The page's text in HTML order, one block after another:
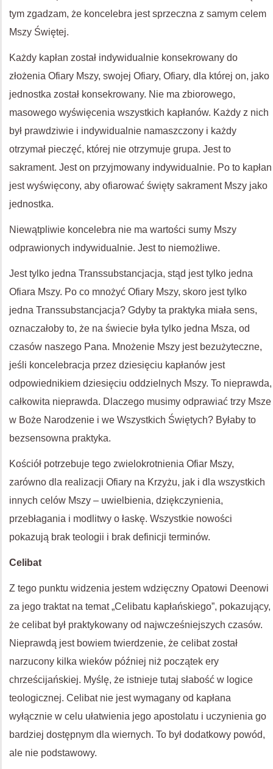
tym zgadzam, że koncelebra jest sprzeczna z samym celem
Mszy Świętej.
Każdy kapłan został indywidualnie konsekrowany do
złożenia Ofiary Mszy, swojej Ofiary, Ofiary, dla której on, jako
jednostka został konsekrowany. Nie ma zbiorowego,
masowego wyświęcenia wszystkich kapłanów. Każdy z nich
był prawdziwie i indywidualnie namaszczony i każdy
otrzymał pieczęć, której nie otrzymuje grupa. Jest to
sakrament. Jest on przyjmowany indywidualnie. Po to kapłan
jest wyświęcony, aby ofiarować święty sakrament Mszy jako
jednostka.
Niewątpliwie koncelebra nie ma wartości sumy Mszy
odprawionych indywidualnie. Jest to niemożliwe.
Jest tylko jedna Transsubstancjacja, stąd jest tylko jedna
Ofiara Mszy. Po co mnożyć Ofiary Mszy, skoro jest tylko
jedna Transsubstancjacja? Gdyby ta praktyka miała sens,
oznaczałoby to, że na świecie była tylko jedna Msza, od
czasów naszego Pana. Mnożenie Mszy jest bezużyteczne,
jeśli koncelebracja przez dziesięciu kapłanów jest
odpowiednikiem dziesięciu oddzielnych Mszy. To nieprawda,
całkowita nieprawda. Dlaczego musimy odprawiać trzy Msze
w Boże Narodzenie i we Wszystkich Świętych? Byłaby to
bezsensowna praktyka.
Kościół potrzebuje tego zwielokrotnienia Ofiar Mszy,
zarówno dla realizacji Ofiary na Krzyżu, jak i dla wszystkich
innych celów Mszy – uwielbienia, dziękczynienia,
przebłagania i modlitwy o łaskę. Wszystkie nowości
pokazują brak teologii i brak definicji terminów.
Celibat
Z tego punktu widzenia jestem wdzięczny Opatowi Deenowi
za jego traktat na temat „Celibatu kapłańskiego”, pokazujący,
że celibat był praktykowany od najwcześniejszych czasów.
Nieprawdą jest bowiem twierdzenie, że celibat został
narzucony kilka wieków później niż początek ery
chrześcijańskiej. Myślę, że istnieje tutaj słabość w logice
teologicznej. Celibat nie jest wymagany od kapłana
wyłącznie w celu ułatwienia jego apostolatu i uczynienia go
bardziej dostępnym dla wiernych. To był dodatkowy powód,
ale nie podstawowy.